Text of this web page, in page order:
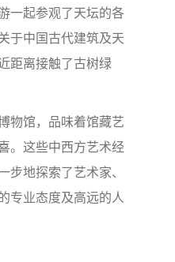
一起参观了天坛的各
于中国古代建筑及天
距离接触了古树绿
物馆，品味着馆藏艺
。这些中西方艺术经
步地探索了艺术家、
专业态度及高远的人